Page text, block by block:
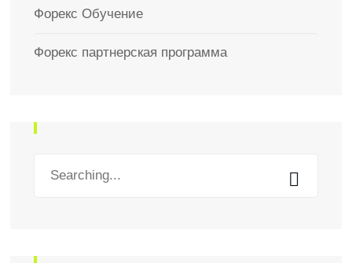
Форекс Обучение
Форекс партнерская программа